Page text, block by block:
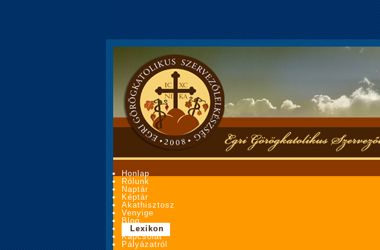
Honlap
Rólunk
Naptár
Képtár
Akathisztosz
Venyige
Blog
Lexikon
Kapcsolat
Pályázatról